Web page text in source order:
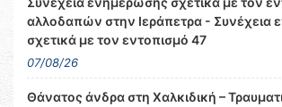
αλλοδαπών στην Ιεράπετρα - Συνέχεια
σχετικά με τον εντοπισμό 47
07/08/26
Θάνατος άνδρα στη Χαλκιδική –